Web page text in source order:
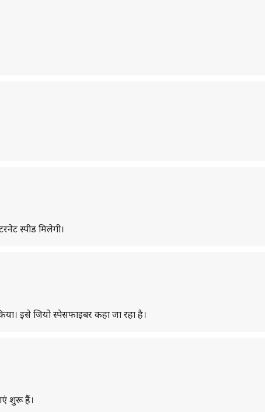
स्पीड मिलेगी।
इसे जियो स्पेसफाइबर कहा जा रहा है।
शुरू हैं।